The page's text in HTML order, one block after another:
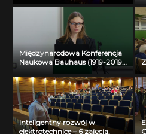
Międzynarodowa Konferencja
Naukowa Bauhaus (1919-2019)
Past – Present – Future – Liva
Garkaje
Inteligentny rozwój w
elektrotechnice – 6 zajęcia.